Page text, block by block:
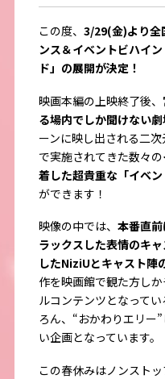
この度、 3/29(金)より全
ンス＆イベントビハイ
ド」の展開が決定！
映画本編の上映終了後、
る場内でしか聞けない
ーンに映し出される二
で実施されてきた数々の
着した超貴重な「イベン
ができます！
映像の中では、 本番直
ラックスした表情のキ
したNiziUとキャスト陣
作を映画館で観た方し
ルコンテンツとなって
ろん、“おかわりエリー
い企画となっています。
この春休みはノンスト